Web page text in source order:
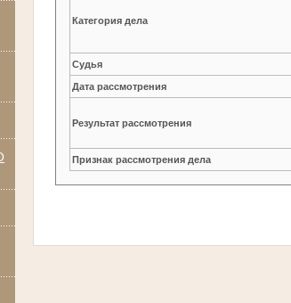
Категория дела
Судья
Дата рассмотрения
Результат рассмотрения
Признак рассмотрения дела